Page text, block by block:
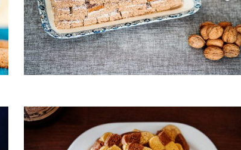
Rectangles aux noix et cannelle